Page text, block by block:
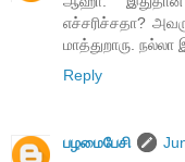
எச்சரிச்சதா?
மாத்துறாரு. நல்லா
Reply
பழமைபேசி